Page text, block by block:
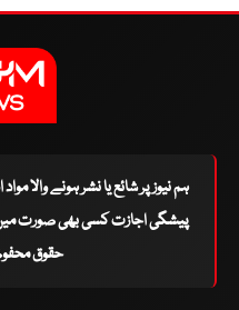
ہم نیوز پر شائع یا نشر ہونے والا
پیشگی اجازت کسی بھی صورت میں
حقوق محفوظ